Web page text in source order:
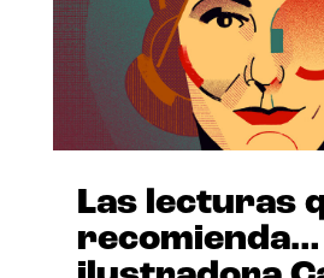
Las lecturas
recomienda…